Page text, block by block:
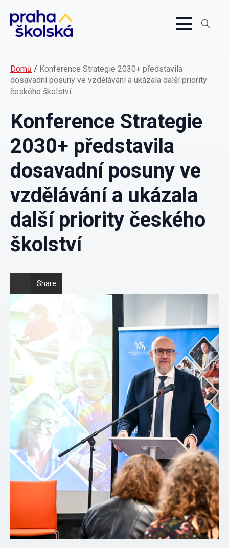
Domů / Konference Strategie 2030+ představila
dosavadní posuny ve vzdělávání a ukázala další priority
českého školství
Konference Strategie
2030+ představila
dosavadní posuny ve
vzdělávání a ukázala
další priority českého
školství
Share